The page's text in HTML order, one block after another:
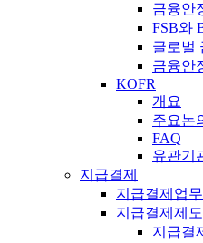
금융안
FSB와
글로벌
금융안
KOFR
개요
주요논
FAQ
유관기
지급결제
지급결제업
지급결제제도
지급결